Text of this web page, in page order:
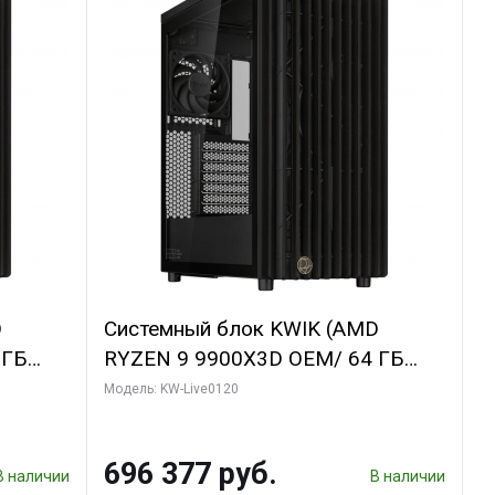
наличии
Системный блок KWIK (AMD
RYZEN 9 9900X3D OEM/ 64 ГБ
ОЗУ/ Afox RTX4090 24GB GDDR6X
Модель: KW-Live0120
696 377 руб. В наличии